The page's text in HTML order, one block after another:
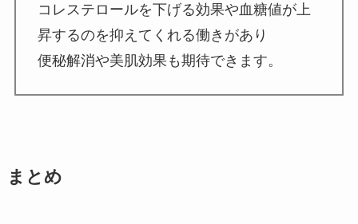
コレステロールを下げる効果や血糖値が上
昇するのを抑えてくれる働きがあり
便秘解消や美肌効果も期待できます。
まとめ